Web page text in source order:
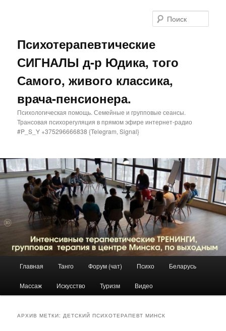
Психотерапевтические
СИГНАЛЫ д-р Юдика, того
Самого, живого классика,
врача-пенсионера.
Психологическая помощь. Семейные и групповые сеансы.
Трансовая психорегуляция в прямом эфире интернет-радио
#P_S_Y +375296666838 {Telegram, Signal}
Перейти
к
Перейти
к
Главная Танго Форум (чат) Психо Беларусь
Массаж Искусство Туризм Видео
АРХИВ МЕТКИ:ДЕТСКИЙ ПСИХОТЕРАПЕВТ МИНСК